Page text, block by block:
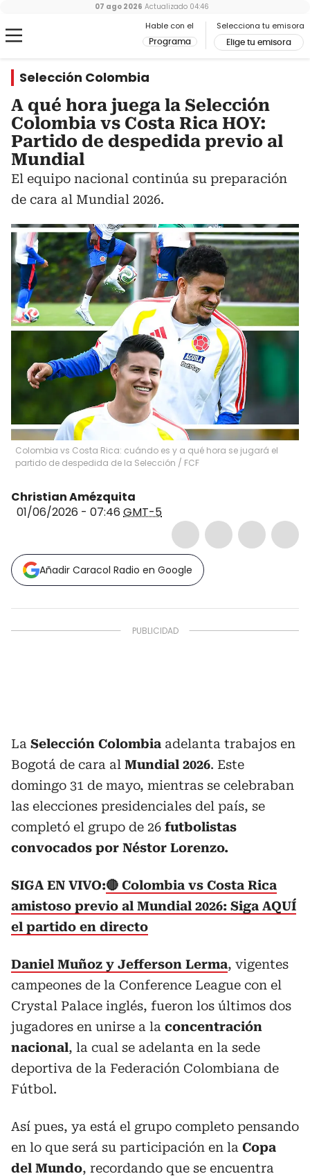
Hable con el
Programa
Selecciona tu emisora
Elige tu emisora
07 ago 2026 Actualizado 04:46
Selección Colombia
A qué hora juega la Selección
Colombia vs Costa Rica HOY:
Partido de despedida previo al
Mundial
El equipo nacional continúa su preparación
de cara al Mundial 2026.
Colombia vs Costa Rica: cuándo es y a qué hora se jugará el
partido de despedida de la Selección / FCF
Christian Amézquita
01/06/2026 - 07:46 GMT-5
Añadir Caracol Radio en Google
La Selección Colombia adelanta trabajos en
Bogotá de cara al Mundial 2026. Este
domingo 31 de mayo, mientras se celebraban
las elecciones presidenciales del país, se
completó el grupo de 26 futbolistas
convocados por Néstor Lorenzo.
SIGA EN VIVO:🔴 Colombia vs Costa Rica
amistoso previo al Mundial 2026: Siga AQUÍ
el partido en directo
Daniel Muñoz y Jefferson Lerma, vigentes
campeones de la Conference League con el
Crystal Palace inglés, fueron los últimos dos
jugadores en unirse a la concentración
nacional, la cual se adelanta en la sede
deportiva de la Federación Colombiana de
Fútbol.
Así pues, ya está el grupo completo pensando
en lo que será su participación en la Copa
del Mundo, recordando que se encuentra